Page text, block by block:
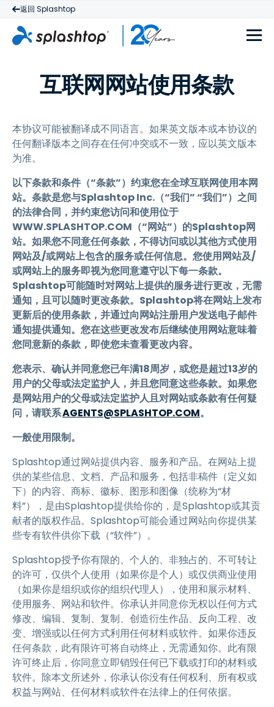
返回 Splashtop
互联网网站使用条款
本协议可能被翻译成不同语言。如果英文版本或本协议的
任何翻译版本之间存在任何冲突或不一致，应以英文版本
为准。
以下条款和条件（“条款”）约束您在全球互联网使用本网
站。条款是您与Splashtop Inc.（“我们” “我们”）之间
的法律合同，并约束您访问和使用位于
WWW.SPLASHTOP.COM（“网站”）的Splashtop网
站。如果您不同意任何条款，不得访问或以其他方式使用
网站及/或网站上包含的服务或任何信息。您使用网站及/
或网站上的服务即视为您同意遵守以下每一条款。
Splashtop可能随时对网站上提供的服务进行更改，无需
通知，且可以随时更改条款。Splashtop将在网站上发布
更新后的使用条款，并通过向网站注册用户发送电子邮件
通知提供通知。您在这些更改发布后继续使用网站意味着
您同意新的条款，即使您未查看更改内容。
您表示、确认并同意您已年满18周岁，或您是超过13岁的
用户的父母或法定监护人，并且您同意这些条款。如果您
是网站用户的父母或法定监护人且对网站或条款有任何疑
问，请联系AGENTS@SPLASHTOP.COM。
一般使用限制。
Splashtop通过网站提供内容、服务和产品。在网站上提
供的某些信息、文档、产品和服务，包括非稿件（定义如
下）的内容、商标、徽标、图形和图像（统称为“材
料”），是由Splashtop提供给你的，是Splashtop或其贡
献者的版权作品。Splashtop可能会通过网站向你提供某
些专有软件供你下载（“软件”）。
Splashtop授予你有限的、个人的、非独占的、不可转让
的许可，仅供个人使用（如果你是个人）或仅供商业使用
（如果你是组织或你的组织代理人），使用和展示材料、
使用服务、网站和软件。你承认并同意你无权以任何方式
修改、编辑、复制、复制、创造衍生作品、反向工程、改
变、增强或以任何方式利用任何材料或软件。如果你违反
任何条款，此有限许可将自动终止，无需通知你。此有限
许可终止后，你同意立即销毁任何已下载或打印的材料或
软件。除本文所述外，你承认你没有任何权利、所有权或
权益与网站、任何材料或软件在法律上的任何依据。